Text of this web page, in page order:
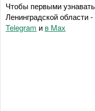
Чтобы первыми
Ленинградской области
Telegram и в Maх